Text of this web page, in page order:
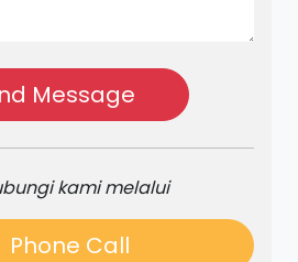
Message
kami melalui
Phone Call